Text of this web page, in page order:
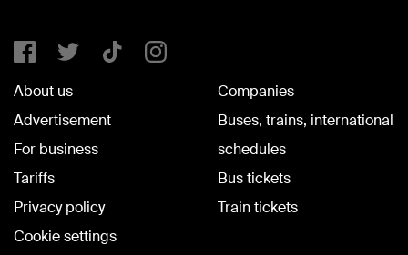
About us
Advertisement
For business
Tariffs
Privacy policy
Cookie settings
Companies
Buses, trains, international
schedules
Bus tickets
Train tickets